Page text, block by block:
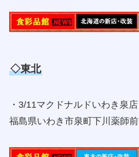
◇東北
・3/11マクドナルドいわき泉店
福島県いわき市泉町下川薬師前